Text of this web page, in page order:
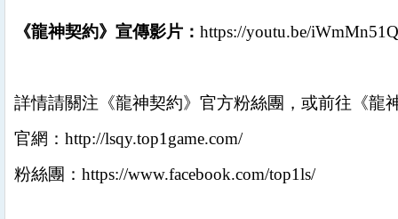
《龍神契約》宣傳影片： https://youtu.be/
詳情請關注《龍神契約》官方粉絲團，或前往 《龍
官網： http://lsqy.top1game.com/
粉絲團： https://www.facebook.com/top1ls/